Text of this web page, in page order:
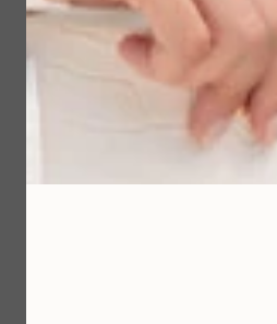
Multi Use Butter
Roos Botanical